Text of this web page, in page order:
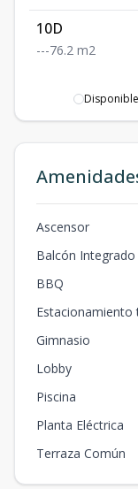
10D
---76.2 m2
Disponible
Ascensor
Balcón Integrado
BBQ
Estacionamiento
Gimnasio
Lobby
Piscina
Planta Eléctrica
Terraza Común